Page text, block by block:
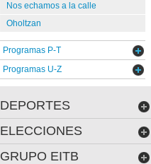
Nos echamos a la calle
Oholtzan
Programas P-T
Programas U-Z
DEPORTES
ELECCIONES
GRUPO EITB